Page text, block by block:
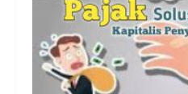
dengan
Zakat
dan
Wakaf